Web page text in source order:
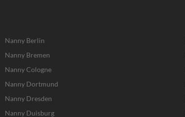
Nanny Berlin
Nanny Bremen
Nanny Cologne
Nanny Dortmund
Nanny Dresden
Nanny Duisburg